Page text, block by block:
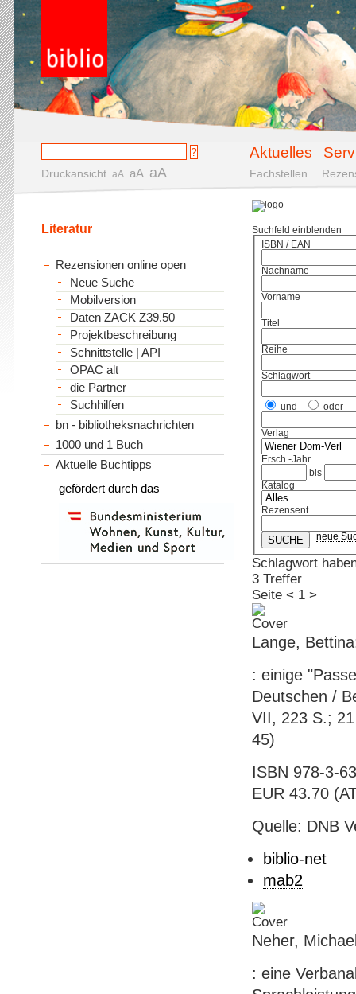
Aktuelles
Druckansicht aA aA aA Fachstellen
Suchfeld einblenden
ISBN / EAN
Nachname
Vorname
Titel
Reihe
Schlagwort
und oder
Verlag
Ersch.-Jahr
bis
Katalog
Rezensent
neue
Schlagwort
3 Treffer
Seite < 1 >
Lange,
: einige
Deutschen /
VII, 223 S.;
45)
ISBN 978-3-
EUR 43.70
Quelle: DNB
biblio-net
mab2
Neher,
: eine
Literatur
Rezensionen online open
Neue Suche
Mobilversion
Daten ZACK Z39.50
Projektbeschreibung
Schnittstelle | API
OPAC alt
die Partner
Suchhilfen
bn - bibliotheksnachrichten
1000 und 1 Buch
Aktuelle Buchtipps
gefördert durch das